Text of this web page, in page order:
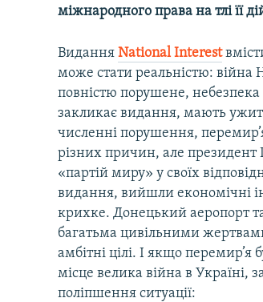
міжнародного права на тлі її
ВиданняNational Interest
може стати реальністю: війна
повністю порушене, небезпека
закликає видання, мають
численні порушення,
різних причин, але президент
«партій миру» у своїх
видання, вийшли економічні
крихке. Донецький аеропорт
багатьма цивільними
амбітні цілі. І якщо
місце велика війна в Україні,
поліпшення ситуації: